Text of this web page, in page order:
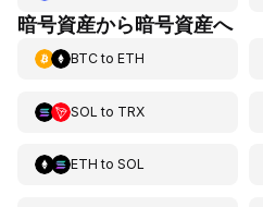
暗号資産から暗号資産へ
BTCto ETH
SOL to TRX
ETH to SOL